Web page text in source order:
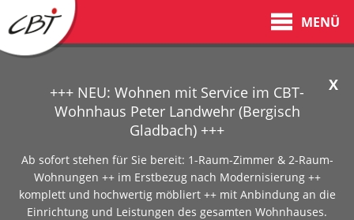
X
+++ NEU: Wohnen mit Service im CBT-
Wohnhaus Peter Landwehr (Bergisch
Gladbach) +++
Ab sofort stehen für Sie bereit: 1-Raum-Zimmer & 2-Raum-
Wohnungen ++ im Erstbezug nach Modernisierung ++
komplett und hochwertig möbliert ++ mit Anbindung an die
Einrichtung und Leistungen des gesamten Wohnhauses.
MENÜ